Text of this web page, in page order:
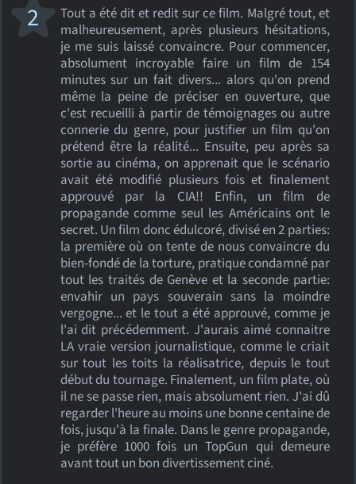
Tout a été dit et redit sur ce film. Malgré tout, et
malheureusement, après plusieurs hésitations,
je me suis laissé convaincre. Pour commencer,
absolument incroyable faire un film de 154
minutes sur un fait divers... alors qu'on prend
même la peine de préciser en ouverture, que
c'est recueilli à partir de témoignages ou autre
connerie du genre, pour justifier un film qu'on
prétend être la réalité... Ensuite, peu après sa
sortie au cinéma, on apprenait que le scénario
avait été modifié plusieurs fois et finalement
approuvé par la CIA!! Enfin, un film de
propagande comme seul les Américains ont le
secret. Un film donc édulcoré, divisé en 2 parties:
la première où on tente de nous convaincre du
bien-fondé de la torture, pratique condamné par
tout les traités de Genève et la seconde partie:
envahir un pays souverain sans la moindre
vergogne... et le tout a été approuvé, comme je
l'ai dit précédemment. J'aurais aimé connaitre
LA vraie version journalistique, comme le criait
sur tout les toits la réalisatrice, depuis le tout
début du tournage. Finalement, un film plate, où
il ne se passe rien, mais absolument rien. J'ai dû
regarder l'heure au moins une bonne centaine de
fois, jusqu'à la finale. Dans le genre propagande,
je préfère 1000 fois un TopGun qui demeure
avant tout un bon divertissement ciné.
2